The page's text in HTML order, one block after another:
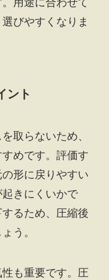
びやすくなりま
ント
取らないため、
めです。評価す
形に戻りやすい
きにくいかで
るため、圧縮後
う。
も重要です。圧